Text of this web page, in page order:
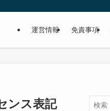
運営情報 免責事項
ンス表記